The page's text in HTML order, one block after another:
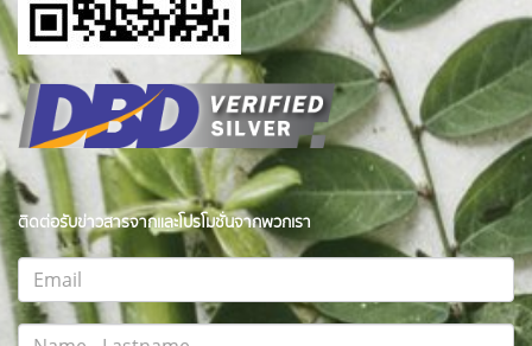
ติดต่อรับข่าวสารจากและโปรโมชั่นจากพวกเรา